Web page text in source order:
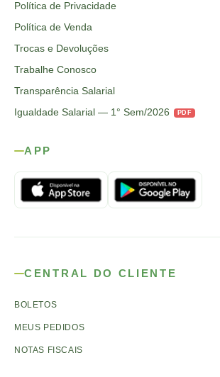
Política de Privacidade
Política de Venda
Trocas e Devoluções
Trabalhe Conosco
Transparência Salarial
Igualdade Salarial — 1° Sem/2026
PDF
APP
CENTRAL DO CLIENTE
BOLETOS
MEUS PEDIDOS
NOTAS FISCAIS